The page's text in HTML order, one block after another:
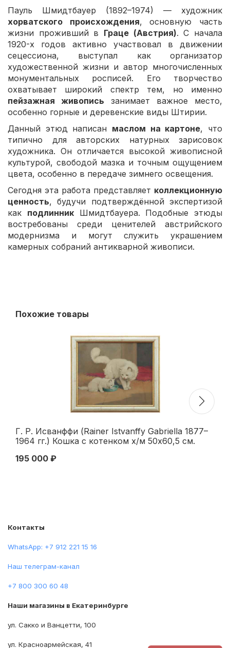
Пауль Шмидтбауер (1892–1974) — художник
хорватского происхождения, основную часть
жизни проживший в Граце (Австрия). С начала
1920-х годов активно участвовал в движении
сецессиона, выступал как организатор
художественной жизни и автор многочисленных
монументальных росписей. Его творчество
охватывает широкий спектр тем, но именно
пейзажная живопись занимает важное место,
особенно горные и деревенские виды Штирии.
Данный этюд написан маслом на картоне, что
типично для авторских натурных зарисовок
художника. Он отличается высокой живописной
культурой, свободой мазка и точным ощущением
цвета, особенно в передаче зимнего освещения.
Сегодня эта работа представляет коллекционную
ценность, будучи подтверждённой экспертизой
как подлинникШмидтбауера. Подобные этюды
востребованы среди ценителей австрийского
модернизма и могут служить украшением
камерных собраний антикварной живописи.
Похожие товары
Г. Р. Исванффи (Rainer Istvanffy Gabriella 1877–
1964 гг.) Кошка с котенком х/м 50x60,5 см.
195 000 ₽
Контакты
WhatsApp: +7 912 221 15 16
Наш телеграм-канал
+7 800 300 60 48
Наши магазины в Екатеринбурге
ул. Сакко и Ванцетти, 100
ул. Красноармейская, 41